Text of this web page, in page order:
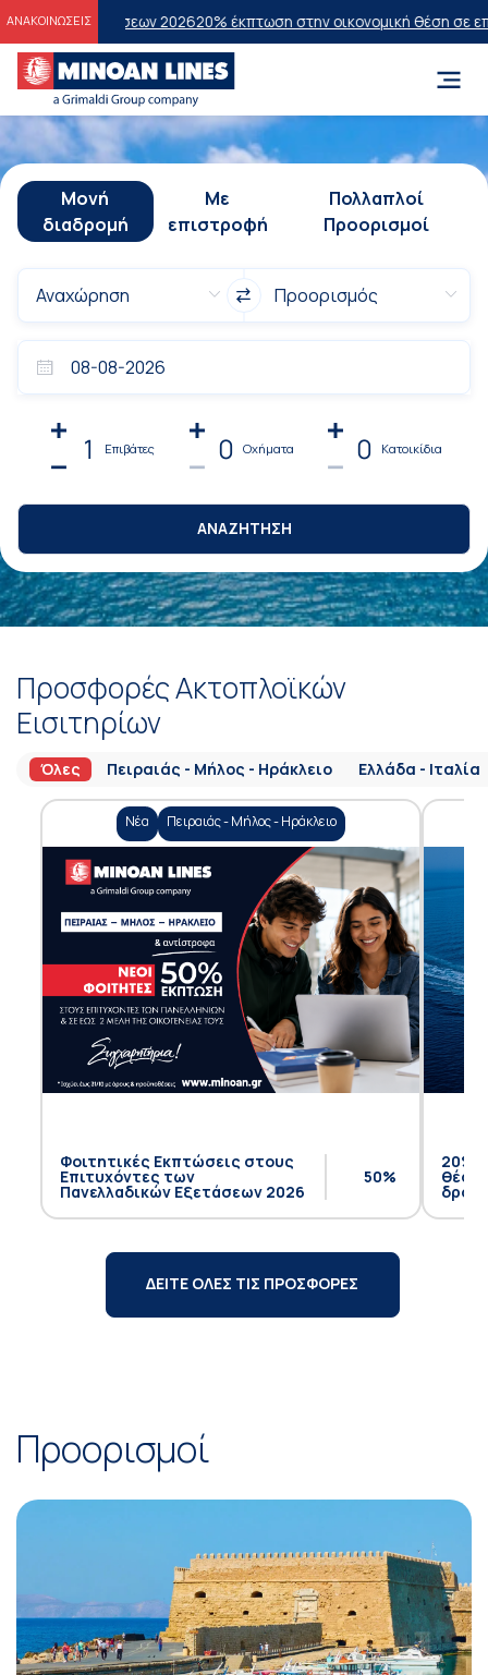
ΑΝΑΚΟΙΝΩΣΕΙΣ
2026 20% έκπτωση στην οικονομική θέση σε επιλεγμένα
Μονή
διαδρομή
Με
επιστροφή
Πολλαπλοί
Προορισμοί
1 Επιβάτες 0 Οχήματα 0 Κατοικίδια
ΑΝΑΖΗΤΗΣΗ
Προσφορές Ακτοπλοϊκών
Εισιτηρίων
Όλες Πειραιάς - Μήλος - Ηράκλειο Ελλάδα - Ιταλία
Νέα Πειραιάς - Μήλος - Ηράκλειο
Φοιτητικές Εκπτώσεις στους
Επιτυχόντες των
Πανελλαδικών Εξετάσεων 2026
50%
20%
θέση
ΔΕΙΤΕ ΟΛΕΣ ΤΙΣ ΠΡΟΣΦΟΡΕΣ
Προορισμοί